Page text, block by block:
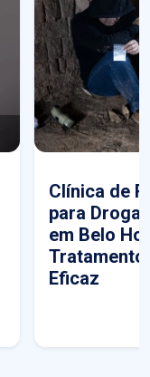
Clínica de
para
em Belo
Tratamento
Eficaz